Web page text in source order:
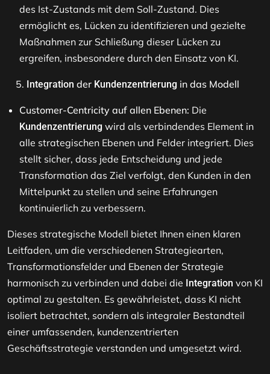
des Ist-Zustands mit dem Soll-Zustand. Dies
ermöglicht es, Lücken zu identifizieren und gezielte
Maßnahmen zur Schließung dieser Lücken zu
ergreifen, insbesondere durch den Einsatz von KI​​.
Integration der Kundenzentrierung in das Modell
Customer-Centricity auf allen Ebenen: Die
Kundenzentrierung wird als verbindendes Element in
alle strategischen Ebenen und Felder integriert. Dies
stellt sicher, dass jede Entscheidung und jede
Transformation das Ziel verfolgt, den Kunden in den
Mittelpunkt zu stellen und seine Erfahrungen
kontinuierlich zu verbessern​​.
Dieses strategische Modell bietet Ihnen einen klaren
Leitfaden, um die verschiedenen Strategiearten,
Transformationsfelder und Ebenen der Strategie
harmonisch zu verbinden und dabei die Integration von KI
optimal zu gestalten. Es gewährleistet, dass KI nicht
isoliert betrachtet, sondern als integraler Bestandteil
einer umfassenden, kundenzentrierten
Geschäftsstrategie verstanden und umgesetzt wird.